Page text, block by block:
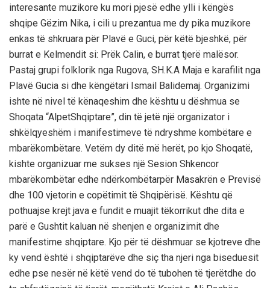
interesante muzikore ku mori pjesë edhe ylli i këngës
shqipe Gëzim Nika, i cili u prezantua me dy pika muzikore
enkas të shkruara për Plavë e Guci, për këtë bjeshkë, për
burrat e Kelmendit si: Prëk Calin, e burrat tjerë malësor.
Pastaj grupi folklorik nga Rugova, SH.K.A Maja e karafilit nga
Plavë Gucia si dhe këngëtari Ismail Balidemaj. Organizimi
ishte në nivel të kënaqeshim dhe kështu u dëshmua se
Shoqata “AlpetShqiptare”, din të jetë një organizator i
shkëlqyeshëm i manifestimeve të ndryshme kombëtare e
mbarëkombëtare. Vetëm dy ditë më herët, po kjo Shoqatë,
kishte organizuar me sukses një Sesion Shkencor
mbarëkombëtar edhe ndërkombëtarpër Masakrën e Previsë
dhe 100 vjetorin e copëtimit të Shqipërisë. Kështu që
pothuajse krejt java e fundit e muajit tëkorrikut dhe dita e
parë e Gushtit kaluan në shenjen e organizimit dhe
manifestime shqiptare. Kjo për të dëshmuar se kjotreve dhe
ky vend është i shqiptarëve dhe siç tha njeri nga biseduesit
edhe pse nesër në këtë vend do të tubohen të tjerëtdhe do